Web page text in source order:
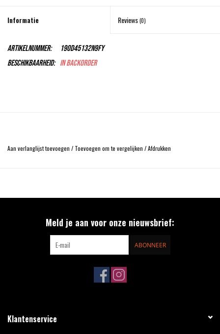
Informatie Reviews(0)
Artikelnummer:
190D45132N9FY
Beschikbaarheid: In backorder
Aan verlanglijst toevoegen / Toevoegen om te vergelijken /Afdrukken
Meld je aan voor onze nieuwsbrief:
ABONNEER
Klantenservice